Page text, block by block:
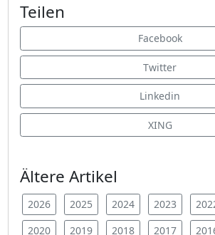
Teilen
Facebook
Twitter
Linkedin
XING
Ältere Artikel
2026 2025 2024 2023
2020
2019 2018 2017